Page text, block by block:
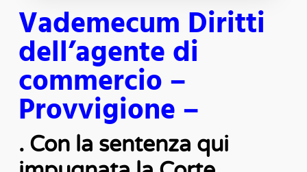
Vademecum Diritti
dell’agente di
commercio –
Provvigione –
. Con la sentenza qui